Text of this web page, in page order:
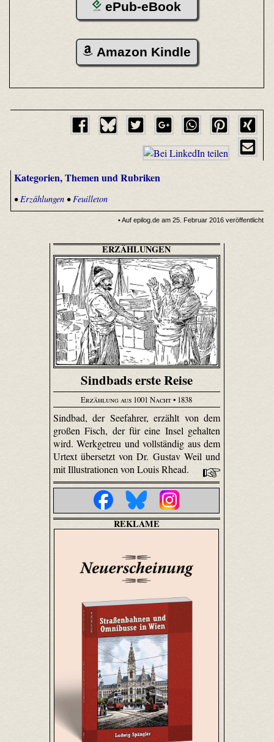
ePub-eBook
Amazon Kindle
Kategorien, Themen und Rubriken
•Erzählungen•Feuilleton
• Auf epilog.de am 25. Februar 2016 veröffentlicht
ERZÄHLUNGEN
Sindbads erste Reise
Erzählung aus 1001 Nacht• 1838
Sindbad, der Seefahrer, erzählt von dem
großen Fisch, der für eine Insel gehalten
wird. Werkgetreu und vollständig aus dem
Urtext übersetzt von Dr. Gustav Weil und
mit Illustrationen von Louis Rhead.
REKLAME